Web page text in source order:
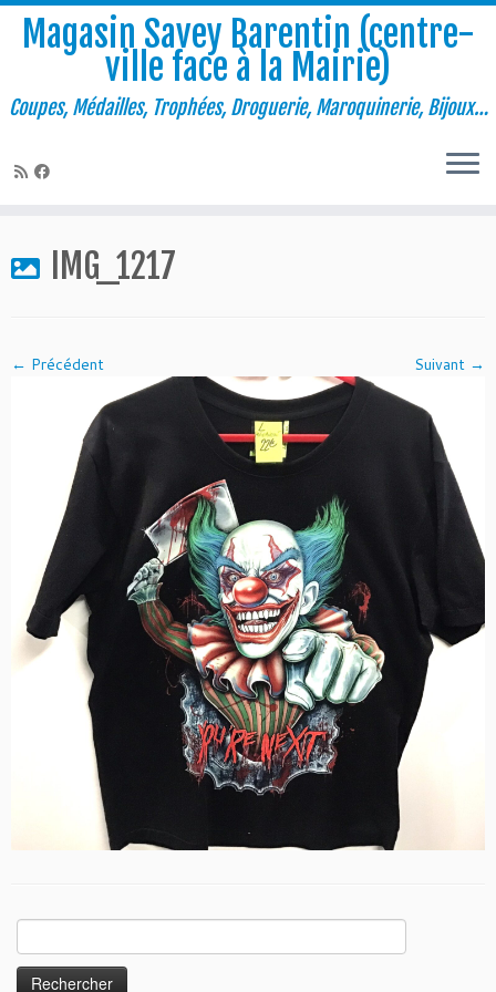
contenu
Magasin Savey Barentin (centre-
ville face à la Mairie)
Coupes, Médailles, Trophées, Droguerie, Maroquinerie, Bijoux…
IMG_1217
← Précédent Suivant →